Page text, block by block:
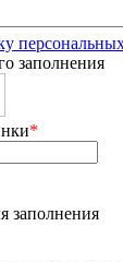
заполнения
*
заполнения